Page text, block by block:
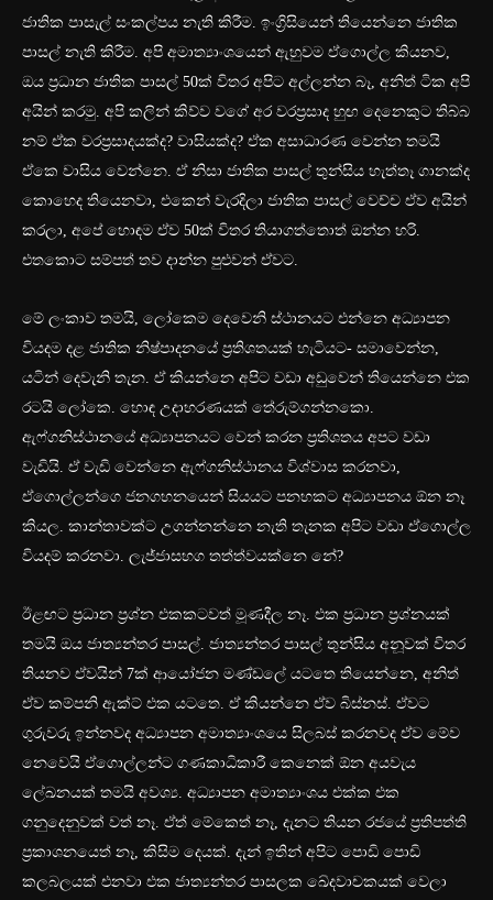
ජාතික පාසැල් සංකල්පය නැති කිරීම. ඉංග්‍රිසියෙන් තියෙන්නෙ ජාතික
පාසල් නැති කිරීම. අපි අමාත්‍යාංශයෙන් ඇහුවම ඒගොල්ල කියනව,
ඔය ප්‍රධාන ජාතික පාසල් 50ක් විතර අපිට අල්ලන්න බෑ, අනිත් ටික අපි
අයින් කරමු. අපි කලින් කිව්ව වගේ අර වරප්‍රසාද හුඟ දෙනෙකුට තිබ්බ
නම් ඒක වරප්‍රසාදයක්ද? වාසියක්ද? ඒක අසාධාරණ වෙන්න තමයි
ඒකෙ වාසිය වෙන්නෙ. ඒ නිසා ජාතික පාසල් තුන්සිය හැත්තෑ ගානක්ද
කොහෙද තියෙනවා, එකෙන් වැරදිලා ජාතික පාසල් වෙච්ච ඒව අයින්
කරලා, අපේ හොඳම ඒව 50ක් විතර තියාගත්තොත් ඔන්න හරි.
එතකොට සම්පත් තව දාන්න පුළුවන් ඒවට.
මේ ලංකාව තමයි, ලෝකෙම දෙවෙනි ස්ථානයට එන්නෙ අධ්‍යාපන
වියදම දළ ජාතික නිෂ්පාදනයේ ප්‍රතිශතයක් හැටියට- සමාවෙන්න,
යටින් දෙවැනි තැන. ඒ කියන්නෙ අපිට වඩා අඩුවෙන් තියෙන්නෙ එක
රටයි ලෝකෙ. හොඳ උදාහරණයක් තේරුම්ගන්නකො.
ඇෆ්ගනිස්ථානයේ අධ්‍යාපනයට වෙන් කරන ප්‍රතිශතය අපට වඩා
වැඩියි. ඒ වැඩි වෙන්නෙ ඇෆ්ගනිස්ථානය විශ්වාස කරනවා,
ඒගොල්ලන්ගෙ ජනගහනයෙන් සියයට පනහකට අධ්‍යාපනය ඕන නෑ
කියල. කාන්තාවක්ට උගන්නන්නෙ නැති තැනක අපිට වඩා ඒගොල්ල
වියදම් කරනවා. ලැජ්ජාසහග තත්ත්වයක්නෙ නේ?
ඊළඟට ප්‍රධාන ප්‍රශ්න එකකටවත් මූණදීල නෑ. එක ප්‍රධාන ප්‍රශ්නයක්
තමයි ඔය ජාත්‍යන්තර පාසල්. ජාත්‍යන්තර පාසල් තුන්සිය අනූවක් විතර
තියනව ඒවයින් 7ක් ආයෝජන මණ්ඩලේ යටතෙ තියෙන්නෙ, අනිත්
ඒව කම්පනි ඇක්ට් එක යටතෙ. ඒ කියන්නෙ ඒව බිස්නස්. ඒවට
ගුරුවරු ඉන්නවද අධ්‍යාපන අමාත්‍යාංශයෙ සිලබස් කරනවද ඒව මේව
නෙවෙයි ඒගොල්ලන්ට ගණකාධිකාරී කෙනෙක් ඕන අයවැය
ලේඛනයක් තමයි අවශ්‍ය. අධ්‍යාපන අමාත්‍යාංශය එක්ක එක
ගනුදෙනුවක් වත් නෑ. ඒත් මේකෙත් නෑ, දැනට තියන රජයේ ප්‍රතිපත්ති
ප්‍රකාශනයෙත් නෑ, කිසිම දෙයක්. දැන් ඉතින් අපිට පොඩි පොඩි
කලබලයක් එනවා එක ජාත්‍යන්තර පාසලක ඛේදවාචකයක් වෙලා